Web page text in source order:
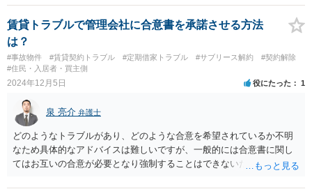
なっているにしろ、オーナー側からすると、あなたが住んでいるにも
かかわらず家賃収入が入っていない状況で、実際に住んでいるあなた
を被告に入れなければ、強制執行で部屋を取り戻すことができないの
で、相手方に入れたとの流れなのかなと思います。 なお、「①自分に
非が無いのに支払いをするのが許せませんが、現時点では裁判費用と
弁護士費用は自分が負担するしか無いのでしょうか。」について、現
るを得ないかと思います。 その後最終的な負担について貸主側に請求
されたいなどは、個別の事情等によっては損害賠償等出来る可能性が
あるかもしれないので、実際に弁護士に法律相談した際に、具体的な
やり取りの内容等示しながらご相談されてみてください。 また、最後
に繰り返しになりますが、訴状等拝見して、個別能やり取り等につい
立てをすることはできませんし、どのような選択肢があるのかの提示
賃貸トラブルで管理会社に合意書を承諾させる方法
は？
#事故物件 #賃貸契約トラブル #定期借家トラブル #サブリース解約
#契約解除
#住民・入居者・買主側
2024年12月5日 役にたった 1
泉 亮介 弁護士
どのようなトラブルがあり、どのような合意を希望されているか不明
なため具体的なアドバイスは難しいですが、一般的には合意書に関し
てはお互いの合意が必要となり強制することはできないため、管理会